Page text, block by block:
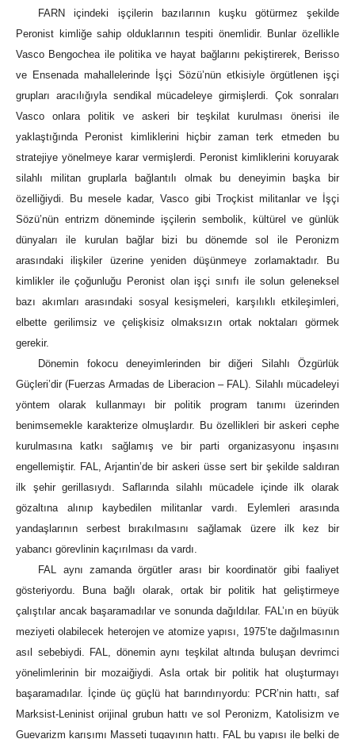
FARN içindeki işçilerin bazılarının kuşku götürmez şekilde
Peronist kimliğe sahip olduklarının tespiti önemlidir. Bunlar özellikle
Vasco Bengochea ile politika ve hayat bağlarını pekiştirerek, Berisso
ve Ensenada mahallelerinde İşçi Sözü’nün etkisiyle örgütlenen işçi
grupları aracılığıyla sendikal mücadeleye girmişlerdi. Çok sonraları
Vasco onlara politik ve askeri bir teşkilat kurulması önerisi ile
yaklaştığında Peronist kimliklerini hiçbir zaman terk etmeden bu
stratejiye yönelmeye karar vermişlerdi. Peronist kimliklerini koruyarak
silahlı militan gruplarla bağlantılı olmak bu deneyimin başka bir
özelliğiydi. Bu mesele kadar, Vasco gibi Troçkist militanlar ve İşçi
Sözü’nün entrizm döneminde işçilerin sembolik, kültürel ve günlük
dünyaları ile kurulan bağlar bizi bu dönemde sol ile Peronizm
arasındaki ilişkiler üzerine yeniden düşünmeye zorlamaktadır. Bu
kimlikler ile çoğunluğu Peronist olan işçi sınıfı ile solun geleneksel
bazı akımları arasındaki sosyal kesişmeleri, karşılıklı etkileşimleri,
elbette gerilimsiz ve çelişkisiz olmaksızın ortak noktaları görmek
gerekir.
Dönemin fokocu deneyimlerinden bir diğeri Silahlı Özgürlük
Güçleri’dir (Fuerzas Armadas de Liberacion – FAL). Silahlı mücadeleyi
yöntem olarak kullanmayı bir politik program tanımı üzerinden
benimsemekle karakterize olmuşlardır. Bu özellikleri bir askeri cephe
kurulmasına katkı sağlamış ve bir parti organizasyonu inşasını
engellemiştir. FAL, Arjantin’de bir askeri üsse sert bir şekilde saldıran
ilk şehir gerillasıydı. Saflarında silahlı mücadele içinde ilk olarak
gözaltına alınıp kaybedilen militanlar vardı. Eylemleri arasında
yandaşlarının serbest bırakılmasını sağlamak üzere ilk kez bir
yabancı görevlinin kaçırılması da vardı.
FAL aynı zamanda örgütler arası bir koordinatör gibi faaliyet
gösteriyordu. Buna bağlı olarak, ortak bir politik hat geliştirmeye
çalıştılar ancak başaramadılar ve sonunda dağıldılar. FAL’ın en büyük
meziyeti olabilecek heterojen ve atomize yapısı, 1975’te dağılmasının
asıl sebebiydi. FAL, dönemin aynı teşkilat altında buluşan devrimci
yönelimlerinin bir mozaiğiydi. Asla ortak bir politik hat oluşturmayı
başaramadılar. İçinde üç güçlü hat barındırıyordu: PCR’nin hattı, saf
Marksist-Leninist orijinal grubun hattı ve sol Peronizm, Katolisizm ve
Guevarizm karışımı Masseti tugayının hattı. FAL bu yapısı ile belki de